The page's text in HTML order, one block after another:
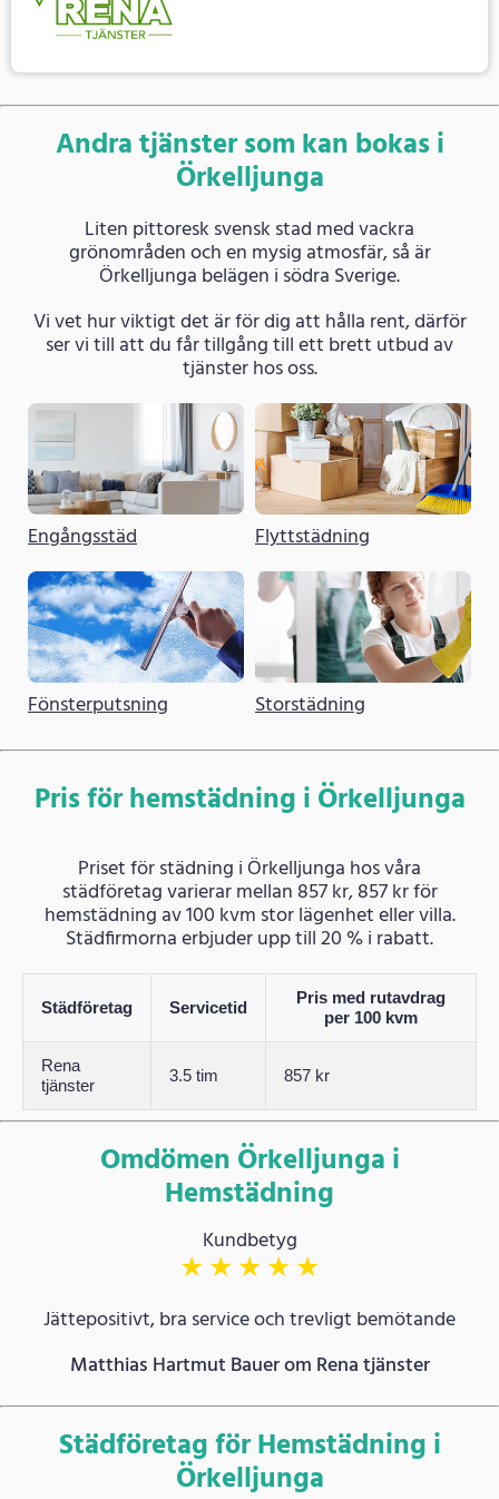
Andra tjänster som kan bokas i
Örkelljunga
Liten pittoresk svensk stad med vackra
grönområden och en mysig atmosfär, så är
Örkelljunga belägen i södra Sverige.
Vi vet hur viktigt det är för dig att hålla rent, därför
ser vi till att du får tillgång till ett brett utbud av
tjänster hos oss.
Engångsstäd Flyttstädning
Fönsterputsning Storstädning
Pris för hemstädning i Örkelljunga
Priset för städning i Örkelljunga hos våra
städföretag varierar mellan 857 kr, 857 kr för
hemstädning av 100 kvm stor lägenhet eller villa.
Städfirmorna erbjuder upp till 20 % i rabatt.
Städföretag Servicetid
Pris med rutavdrag
per 100 kvm
Rena
tjänster
3.5 tim 857 kr
Omdömen Örkelljunga i
Hemstädning
Kundbetyg
★★★★★
Jättepositivt, bra service och trevligt bemötande
Matthias Hartmut Bauer om Rena tjänster
Städföretag för Hemstädning i
Örkelljunga